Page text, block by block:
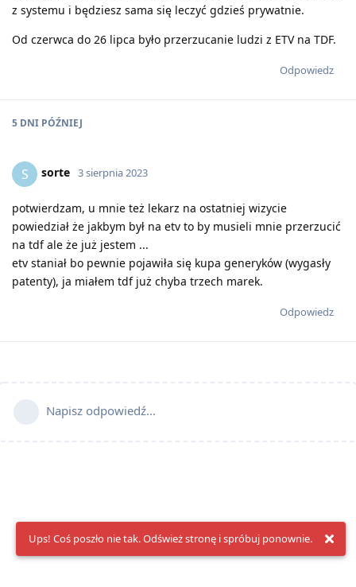
z systemu i będziesz sama się leczyć gdzieś prywatnie.
Od czerwca do 26 lipca było przerzucanie ludzi z ETV na TDF.
Odpowiedz
5 DNI PÓŹNIEJ
S sorte 3 sierpnia 2023
potwierdzam, u mnie też lekarz na ostatniej wizycie
powiedział że jakbym był na etv to by musieli mnie przerzucić
na tdf ale że już jestem ...
etv staniał bo pewnie pojawiła się kupa generyków (wygasły
patenty), ja miałem tdf już chyba trzech marek.
Odpowiedz
Napisz odpowiedź...
Ups! Coś poszło nie tak. Odśwież stronę i spróbuj ponownie.